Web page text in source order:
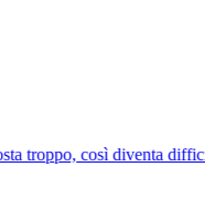
troppo, così diventa